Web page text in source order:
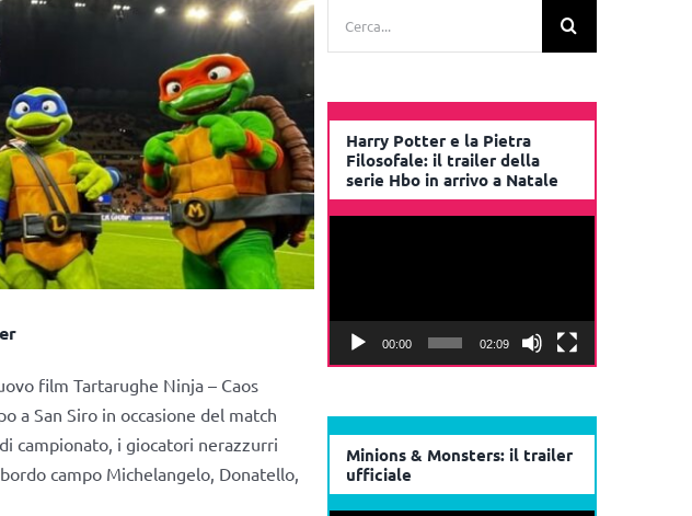
film Tartarughe Ninja – Caos
a San Siro in occasione del match
campionato, i giocatori nerazzurri
campo Michelangelo, Donatello,
Harry Potter e la Pietra
Filosofale: il trailer della
serie Hbo in arrivo a Natale
00:00 02:09
Minions & Monsters: il trailer
ufficiale